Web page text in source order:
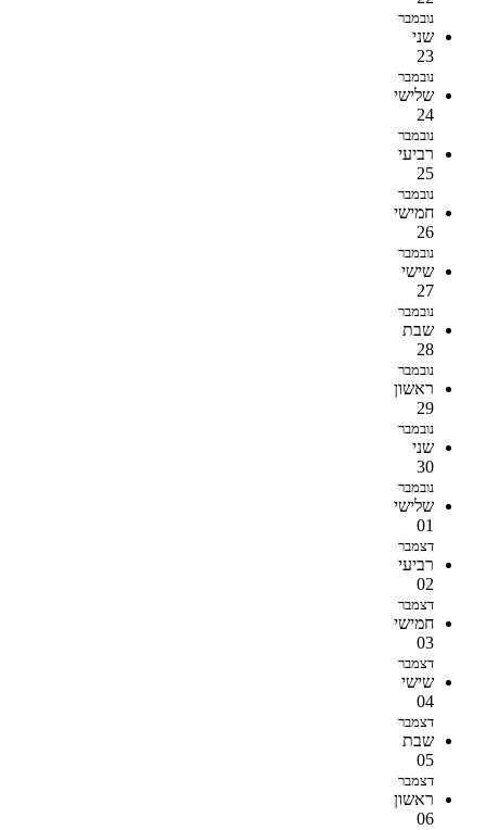
נובמבר
שני
23
נובמבר
שלישי
24
נובמבר
רביעי
25
נובמבר
חמישי
26
נובמבר
שישי
27
נובמבר
שבת
28
נובמבר
ראשון
29
נובמבר
שני
30
נובמבר
שלישי
01
דצמבר
רביעי
02
דצמבר
חמישי
03
דצמבר
שישי
04
דצמבר
שבת
05
דצמבר
ראשון
06